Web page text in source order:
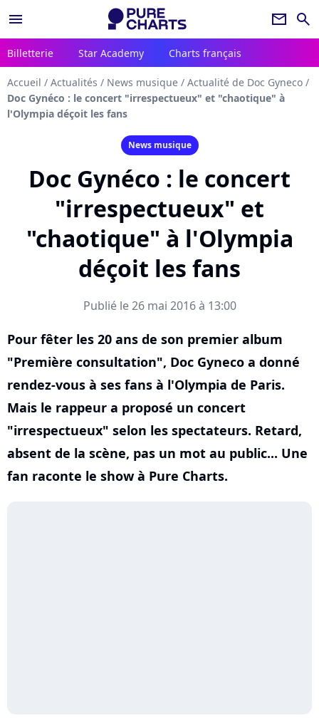
menu newsletter search
Billetterie Star Academy Charts français
Accueil / Actualités / News musique / Actualité de Doc Gyneco /
Doc Gynéco : le concert "irrespectueux" et "chaotique" à
l'Olympia déçoit les fans
News musique
Doc Gynéco : le concert
"irrespectueux" et
"chaotique" à l'Olympia
déçoit les fans
Publié le 26 mai 2016 à 13:00
Pour fêter les 20 ans de son premier album
"Première consultation", Doc Gyneco a donné
rendez-vous à ses fans à l'Olympia de Paris.
Mais le rappeur a proposé un concert
"irrespectueux" selon les spectateurs. Retard,
absent de la scène, pas un mot au public... Une
fan raconte le show à Pure Charts.